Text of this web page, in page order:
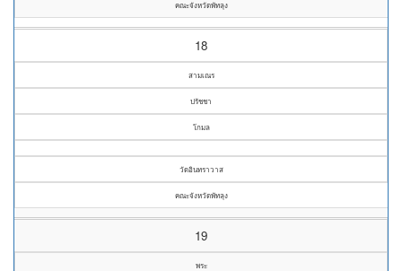
คณะจังหวัดพัทลุง
18
สามเณร
ปรัชชา
โกมล
วัดอินทราวาส
คณะจังหวัดพัทลุง
19
พระ